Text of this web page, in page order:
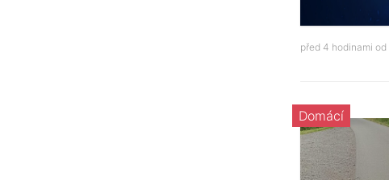
před 4 hodinami od
Domácí